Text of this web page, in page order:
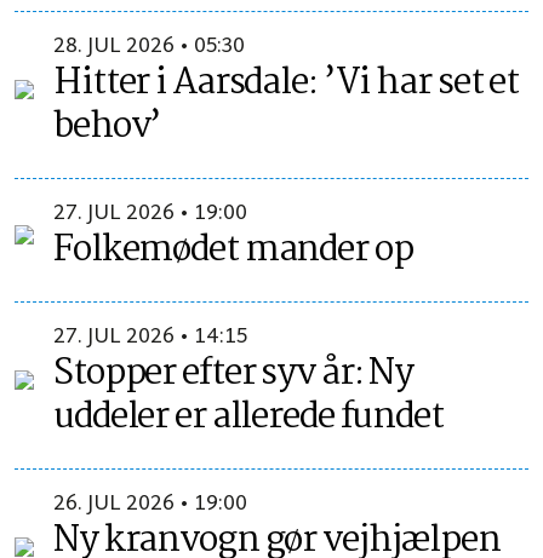
28. JUL 2026 • 05:30
Hitter i Aarsdale: ’Vi har set et
behov’
27. JUL 2026 • 19:00
Folkemødet mander op
27. JUL 2026 • 14:15
Stopper efter syv år: Ny
uddeler er allerede fundet
26. JUL 2026 • 19:00
Ny kranvogn gør vejhjælpen